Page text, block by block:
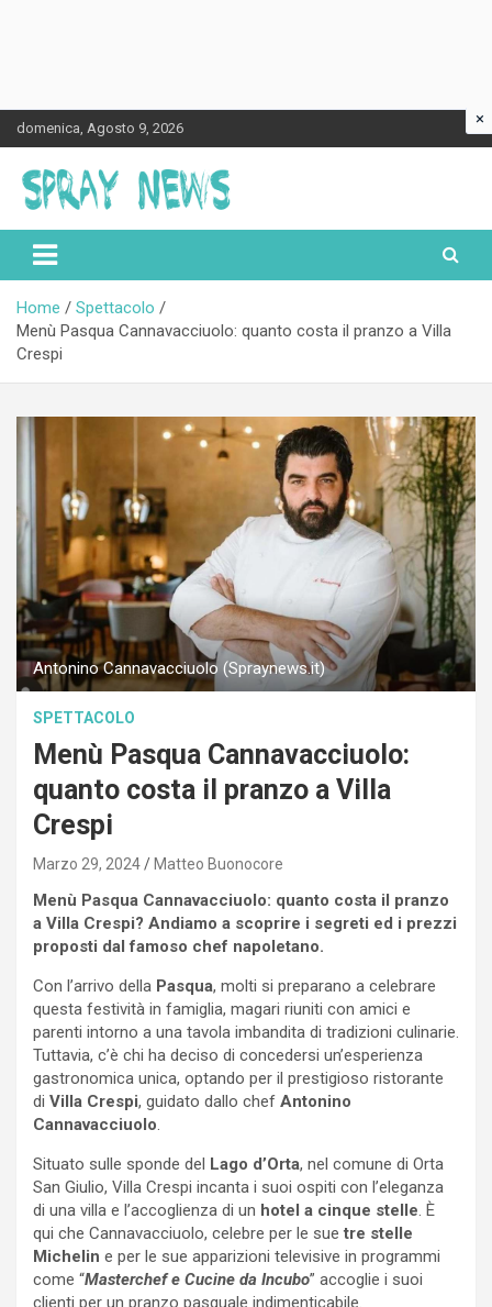
Skip
to
content
domenica, Agosto 9, 2026
Spraynews.it
Home
Spettacolo
Menù Pasqua Cannavacciuolo: quanto costa il pranzo a Villa
Crespi
Antonino Cannavacciuolo (Spraynews.it)
SPETTACOLO
Menù Pasqua Cannavacciuolo:
quanto costa il pranzo a Villa
Crespi
Marzo 29, 2024 Matteo Buonocore
Menù Pasqua Cannavacciuolo: quanto costa il pranzo
a Villa Crespi? Andiamo a scoprire i segreti ed i prezzi
proposti dal famoso chef napoletano.
Con l’arrivo della Pasqua, molti si preparano a celebrare
questa festività in famiglia, magari riuniti con amici e
parenti intorno a una tavola imbandita di tradizioni culinarie.
Tuttavia, c’è chi ha deciso di concedersi un’esperienza
gastronomica unica, optando per il prestigioso ristorante
di Villa Crespi, guidato dallo chef Antonino
Cannavacciuolo.
Situato sulle sponde del
Lago d’Orta, nel comune di Orta
San Giulio, Villa Crespi incanta i suoi ospiti con l’eleganza
di una villa e l’accoglienza di un hotel a cinque stelle. È
qui che Cannavacciuolo, celebre per le sue tre stelle
Michelin e per le sue apparizioni televisive in programmi
come “Masterchef e Cucine da Incubo” accoglie i suoi
clienti per un pranzo pasquale indimenticabile.
×